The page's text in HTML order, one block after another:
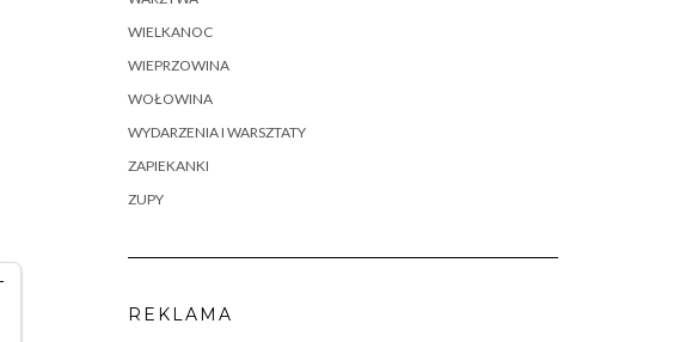
WIELKANOC
WIEPRZOWINA
WOŁOWINA
WYDARZENIA I WARSZTATY
ZAPIEKANKI
ZUPY
REKLAMA